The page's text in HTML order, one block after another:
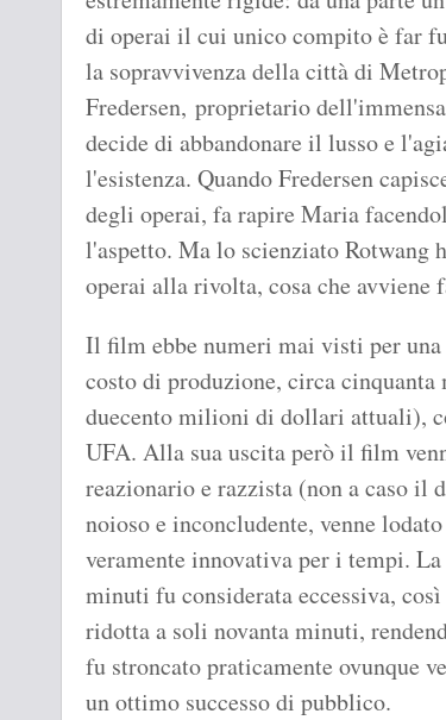
di operai il cui unico compito è far
la sopravvivenza della città di
Fredersen, proprietario
decide di abbandonare il lusso e
l'esistenza. Quando Fredersen
degli operai, fa rapire Maria
l'aspetto. Ma lo scienziato
operai alla rivolta, cosa che avviene
Il film ebbe numeri mai visti per
costo di produzione, circa
duecento milioni di dollari attuali),
UFA. Alla sua uscita però il film
reazionario e razzista (non a caso
noioso e inconcludente, venne
veramente innovativa per i tempi.
minuti fu considerata eccessiva,
ridotta a soli novanta minuti,
fu stroncato praticamente ovunque
un ottimo successo di pubblico.